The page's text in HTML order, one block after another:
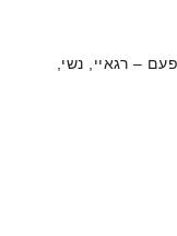
– רגאיי, נשי,